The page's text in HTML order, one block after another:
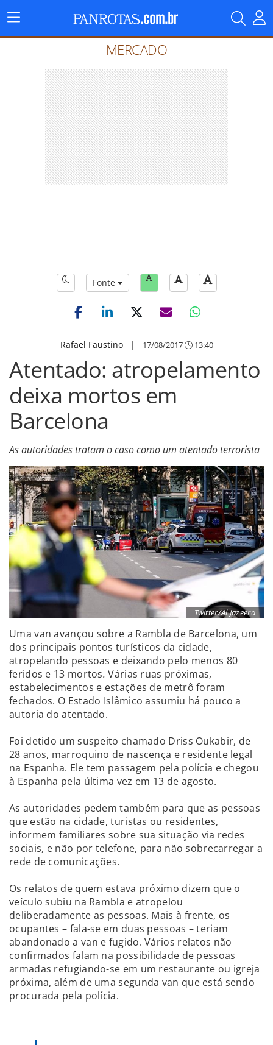
Menu
Principal
MERCADO
Fonte
Rafael Faustino| 17/08/2017 13:40
Atentado: atropelamento
deixa mortos em
Barcelona
As autoridades tratam o caso como um atentado terrorista
Twitter/Al Jazeera
Uma van avançou sobre a Rambla de Barcelona, um
dos principais pontos turísticos da cidade,
atropelando pessoas e deixando pelo menos 80
feridos e 13 mortos.Várias ruas próximas,
estabelecimentos e estações de metrô foram
fechados. O Estado Islâmico assumiu há pouco a
autoria do atentado.
Foi detido um suspeito chamado Driss Oukabir, de
28 anos, marroquino de nascença e residente legal
na Espanha. Ele tem passagem pela polícia e chegou
à Espanha pela última vez em 13 de agosto.
As autoridades pedem também para que as pessoas
que estão na cidade, turistas ou residentes,
informem familiares sobre sua situação via redes
sociais, e não por telefone, para não sobrecarregar a
rede de comunicações.
Os relatos de quem estava próximo dizem que o
veículo subiu na Rambla e atropelou
deliberadamente as pessoas. Mais à frente, os
ocupantes – fala-se em duas pessoas – teriam
abandonado a van e fugido. Vários relatos não
confirmados falam na possibilidade de pessoas
armadas refugiando-se em um restaurante ou igreja
próxima, além de uma segunda van que está sendo
procurada pela polícia.